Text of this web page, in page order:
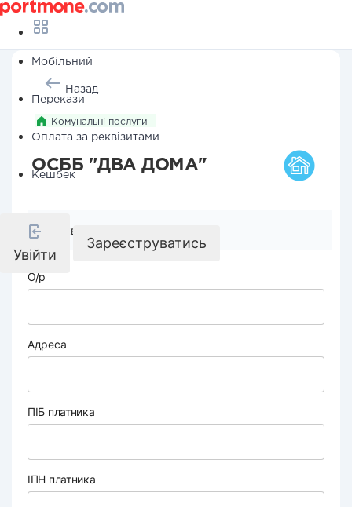
Мобільний
Перекази
Оплата за реквізитами
Кешбек
Увійти
Зареєструватись
Назад
Комунальні послуги
ОСББ "ДВА ДОМА"
Реквізити компанії
О/р
Адреса
ПІБ платника
ІПН платника